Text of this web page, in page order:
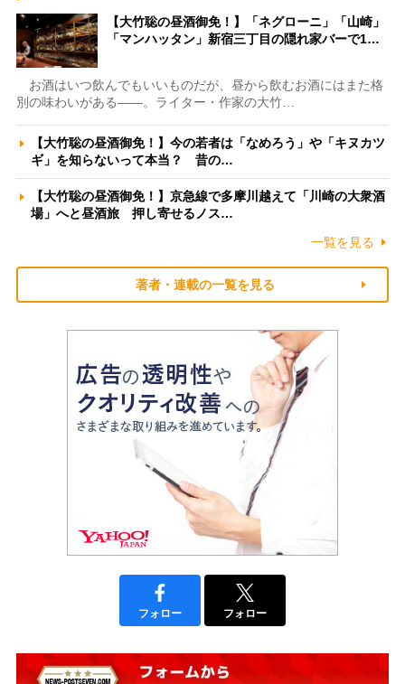
【大竹聡の昼酒御免！】「ネグローニ」「山崎」
「マンハッタン」新宿三丁目の隠れ家バーで1…
お酒はいつ飲んでもいいものだが、昼から飲むお酒にはまた格
別の味わいがある――。ライター・作家の大竹…
【大竹聡の昼酒御免！】今の若者は「なめろう」や「キヌカツ
ギ」を知らないって本当？ 昔の…
【大竹聡の昼酒御免！】京急線で多摩川越えて「川崎の大衆酒
場」へと昼酒旅 押し寄せるノス…
一覧を見る
著者・連載の一覧を見る
フォロー フォロー